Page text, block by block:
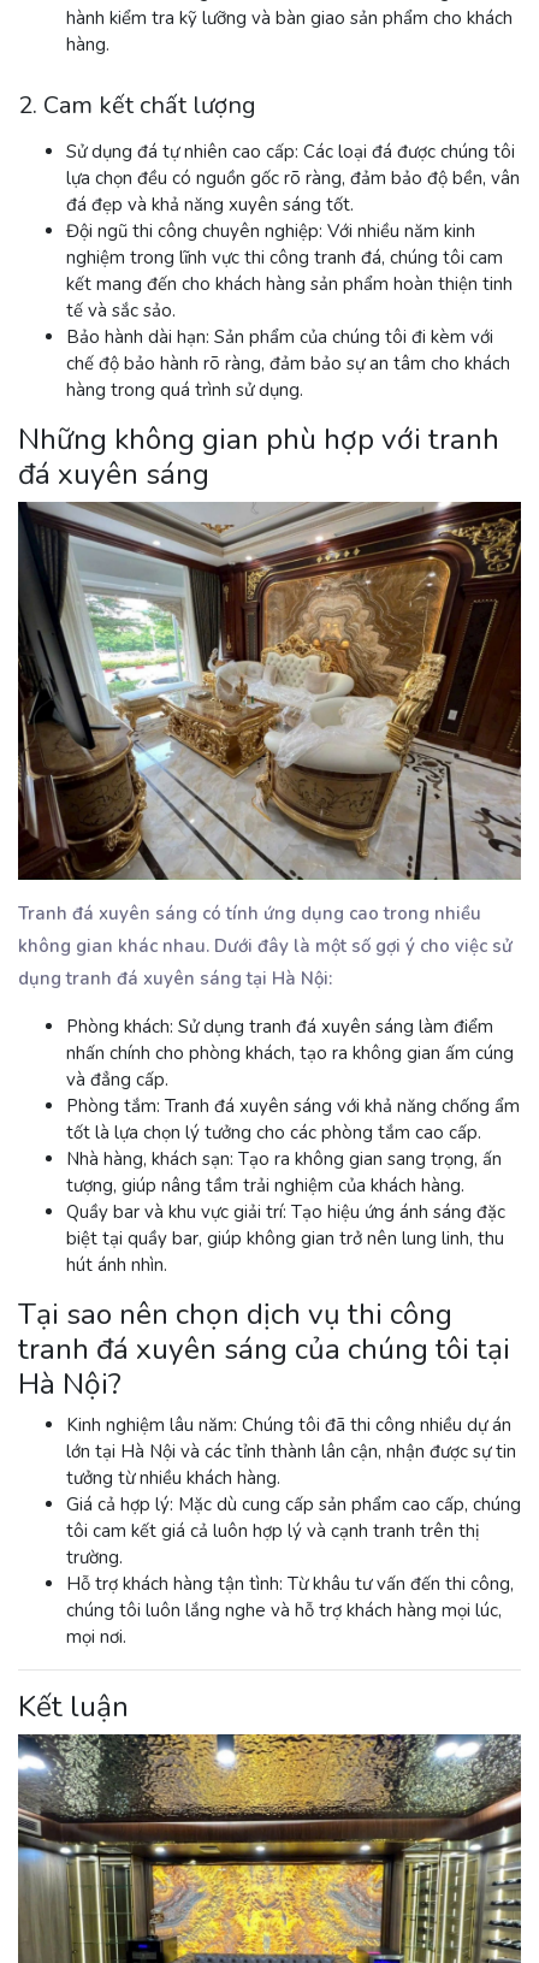
hành kiểm tra kỹ lưỡng và bàn giao sản phẩm cho khách
hàng.
2. Cam kết chất lượng
Sử dụng đá tự nhiên cao cấp: Các loại đá được chúng tôi
lựa chọn đều có nguồn gốc rõ ràng, đảm bảo độ bền, vân
đá đẹp và khả năng xuyên sáng tốt.
Đội ngũ thi công chuyên nghiệp: Với nhiều năm kinh
nghiệm trong lĩnh vực thi công tranh đá, chúng tôi cam
kết mang đến cho khách hàng sản phẩm hoàn thiện tinh
tế và sắc sảo.
Bảo hành dài hạn: Sản phẩm của chúng tôi đi kèm với
chế độ bảo hành rõ ràng, đảm bảo sự an tâm cho khách
hàng trong quá trình sử dụng.
Những không gian phù hợp với tranh
đá xuyên sáng
Tranh đá xuyên sáng có tính ứng dụng cao trong nhiều
không gian khác nhau. Dưới đây là một số gợi ý cho việc sử
dụng tranh đá xuyên sáng tại Hà Nội:
Phòng khách: Sử dụng tranh đá xuyên sáng làm điểm
nhấn chính cho phòng khách, tạo ra không gian ấm cúng
và đẳng cấp.
Phòng tắm: Tranh đá xuyên sáng với khả năng chống ẩm
tốt là lựa chọn lý tưởng cho các phòng tắm cao cấp.
Nhà hàng, khách sạn: Tạo ra không gian sang trọng, ấn
tượng, giúp nâng tầm trải nghiệm của khách hàng.
Quầy bar và khu vực giải trí: Tạo hiệu ứng ánh sáng đặc
biệt tại quầy bar, giúp không gian trở nên lung linh, thu
hút ánh nhìn.
Tại sao nên chọn dịch vụ thi công
tranh đá xuyên sáng của chúng tôi tại
Hà Nội?
Kinh nghiệm lâu năm: Chúng tôi đã thi công nhiều dự án
lớn tại Hà Nội và các tỉnh thành lân cận, nhận được sự tin
tưởng từ nhiều khách hàng.
Giá cả hợp lý: Mặc dù cung cấp sản phẩm cao cấp, chúng
tôi cam kết giá cả luôn hợp lý và cạnh tranh trên thị
trường.
Hỗ trợ khách hàng tận tình: Từ khâu tư vấn đến thi công,
chúng tôi luôn lắng nghe và hỗ trợ khách hàng mọi lúc,
mọi nơi.
Kết luận